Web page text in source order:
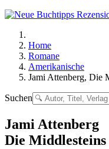
Home
Romane
Amerikanische
Jami Attenberg, Die
Suchen
Jami Attenberg
Die Middlesteins